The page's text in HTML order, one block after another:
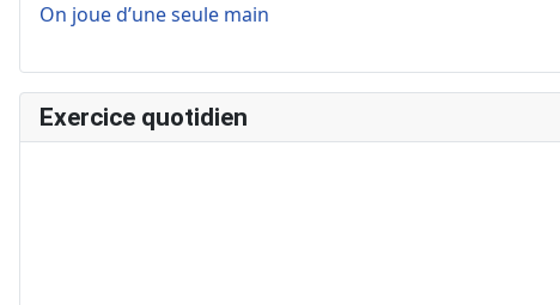
On joue d’une seule main
Exercice quotidien